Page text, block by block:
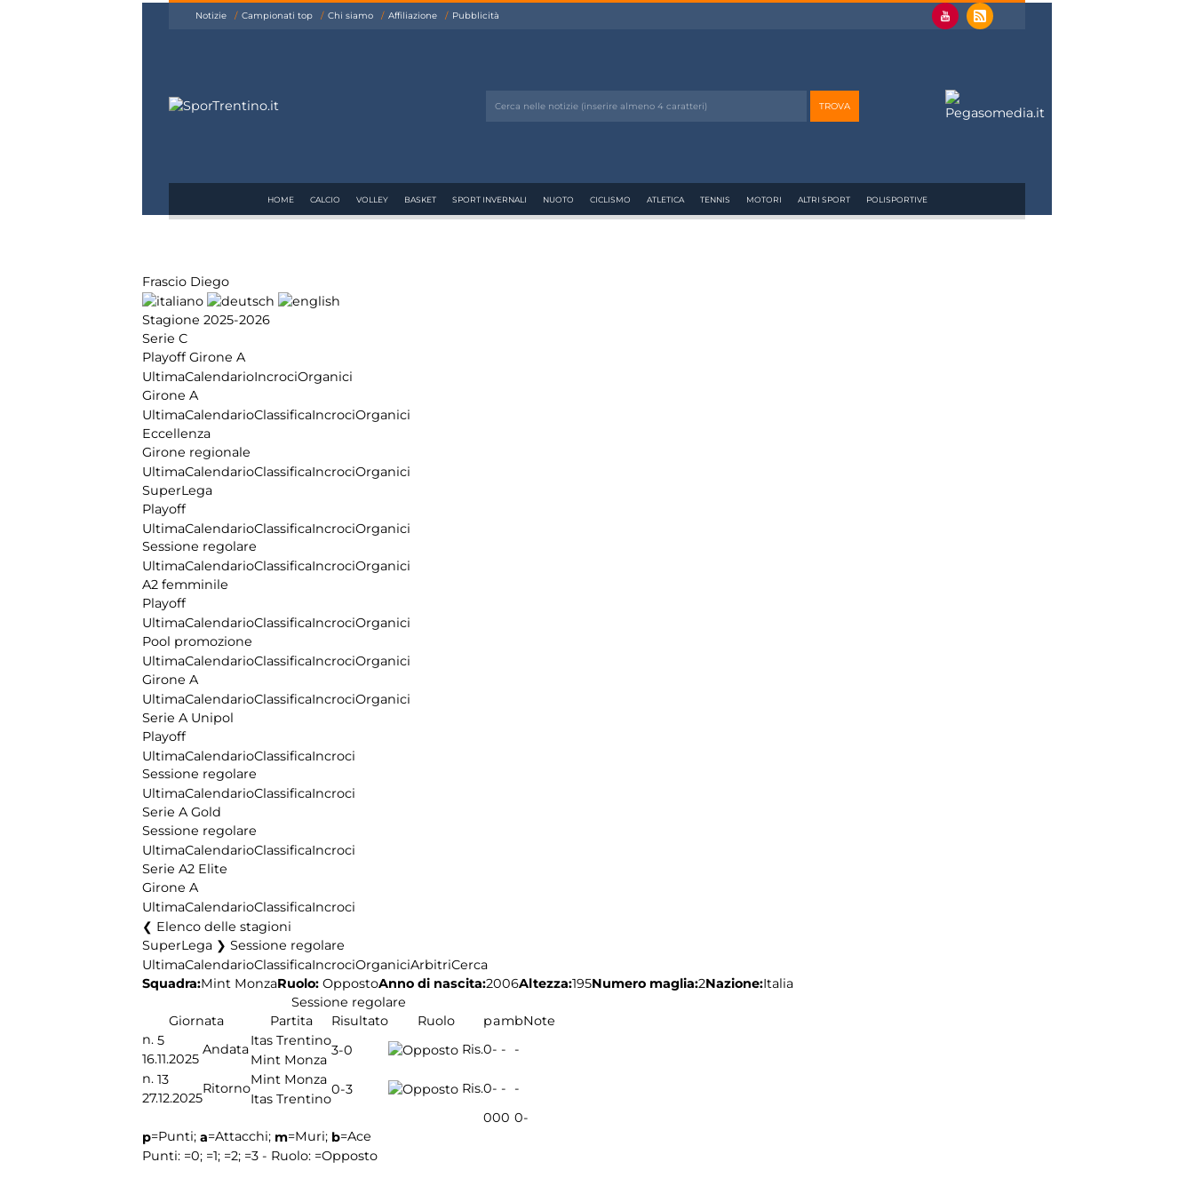
Notizie Campionati top Chi siamo Affiliazione Pubblicità
HOME CALCIO VOLLEY BASKET SPORT INVERNALI NUOTO CICLISMO ATLETICA TENNIS MOTORI ALTRI SPORT POLISPORTIVE
Frascio Diego
Stagione 2025-2026
Serie C
Playoff Girone A
UltimaCalendarioIncrociOrganici
Girone A
UltimaCalendarioClassificaIncrociOrganici
Eccellenza
Girone regionale
UltimaCalendarioClassificaIncrociOrganici
SuperLega
Playoff
UltimaCalendarioClassificaIncrociOrganici
Sessione regolare
UltimaCalendarioClassificaIncrociOrganici
A2 femminile
Playoff
UltimaCalendarioClassificaIncrociOrganici
Pool promozione
UltimaCalendarioClassificaIncrociOrganici
Girone A
UltimaCalendarioClassificaIncrociOrganici
Serie A Unipol
Playoff
UltimaCalendarioClassificaIncroci
Sessione regolare
UltimaCalendarioClassificaIncroci
Serie A Gold
Sessione regolare
UltimaCalendarioClassificaIncroci
Serie A2 Elite
Girone A
UltimaCalendarioClassificaIncroci
Elenco delle stagioni
SuperLega ❯ Sessione regolare
UltimaCalendarioClassificaIncrociOrganiciArbitriCerca
Squadra:Mint MonzaRuolo: OppostoAnno di nascita:2006Altezza:195Numero maglia:2Nazione:Italia
Sessione regolare
Giornata
Partita Risultato Ruolo pambNote
n. 5
16.11.2025
Andata
Itas Trentino
Mint Monza
3-0 Ris.0- -
-
n. 13
27.12.2025
Ritorno
Mint Monza
Itas Trentino
0-3 Ris.0- -
-
000 0-
p=Punti; a=Attacchi; m=Muri; b=Ace
Punti: =0; =1; =2; =3 - Ruolo: =Opposto